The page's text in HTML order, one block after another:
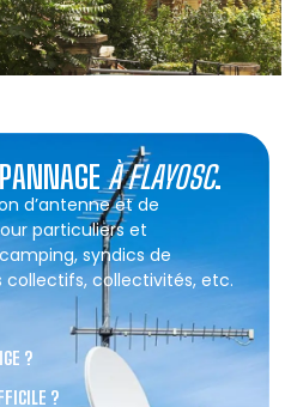
À FLAYOSC.
d’antenne et de
particuliers et
syndics de
collectivités, etc.
?
?